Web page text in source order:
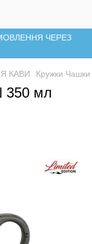
ЧЕРЕЗ
КАВИ Кружки Чашки
350 мл